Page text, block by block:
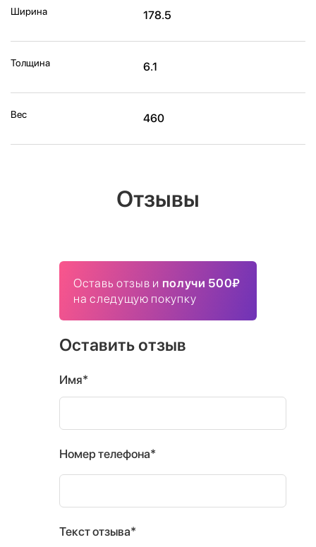
Ширина 178.5
Толщина 6.1
Вес 460
Отзывы
Оставь отзыв и получи 500₽
на следущую покупку
Оставить отзыв
Имя*
Номер телефона*
Текст отзыва*